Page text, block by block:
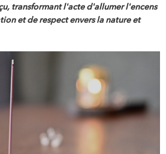
transformant l'acte d'allumer l'encens
et de respect envers la nature et